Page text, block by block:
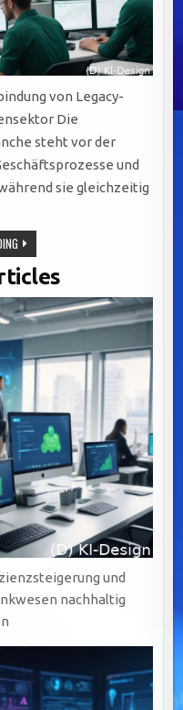
von Legacy-
Die
steht vor der
und
sie gleichzeitig
EFFIZIENTE
INTEGRATION
VON
LEGACY-
SYSTEMEN:
SCHLÜSSEL
ZU
AGILEM
BANKING
DURCH
BPM-
LÖSUNGEN
und
nachhaltig